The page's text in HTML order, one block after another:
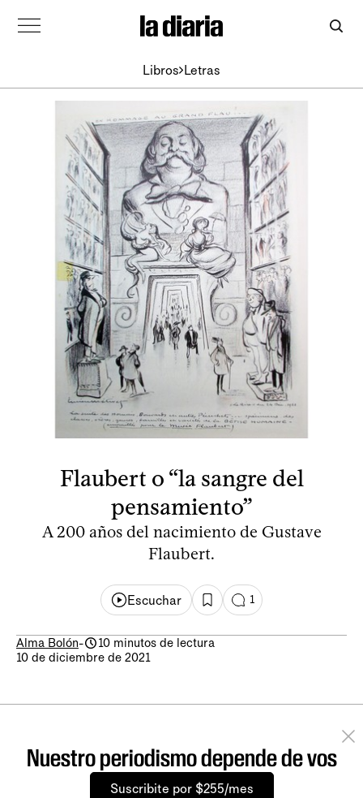
Libros Letras
Flaubert o “la sangre del
pensamiento”
A 200 años del nacimiento de Gustave
Flaubert.
Escuchar 1
Alma Bolón-
10 minutos de lectura
10 de diciembre de 2021
Nuestro periodismo depende de vos
Suscribite por $255/mes